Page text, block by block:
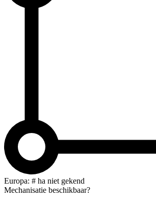
Europa: # ha niet gekend
Mechanisatie beschikbaar?